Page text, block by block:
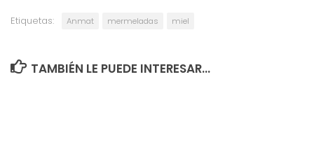
Etiquetas: Anmat mermeladas miel
TAMBIÉN LE PUEDE INTERESAR...